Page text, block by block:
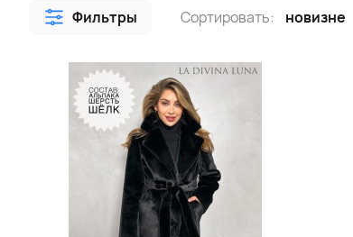
Фильтры Сортировать: новизне